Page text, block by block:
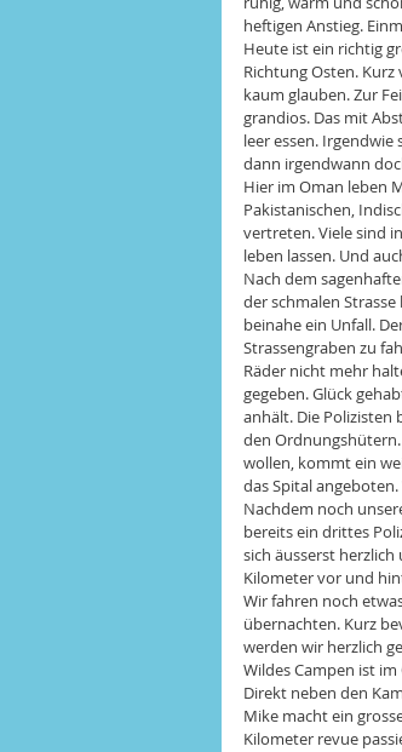
heftigen Anstieg.
Heute ist ein richtig
Richtung Osten.
kaum glauben. Zur
grandios. Das mit
leer essen.
dann irgendwann
Hier im Oman leben
Pakistanischen,
vertreten. Viele sind
leben lassen. Und
Nach dem
der schmalen
beinahe ein Unfall.
Strassengraben zu
Räder nicht mehr
gegeben. Glück
anhält. Die Polizisten
den
wollen, kommt ein
das Spital
Nachdem noch
bereits ein drittes
sich äusserst
Kilometer vor und
Wir fahren noch
übernachten. Kurz
werden wir herzlich
Wildes Campen ist
Direkt neben den
Mike macht ein
Kilometer revue